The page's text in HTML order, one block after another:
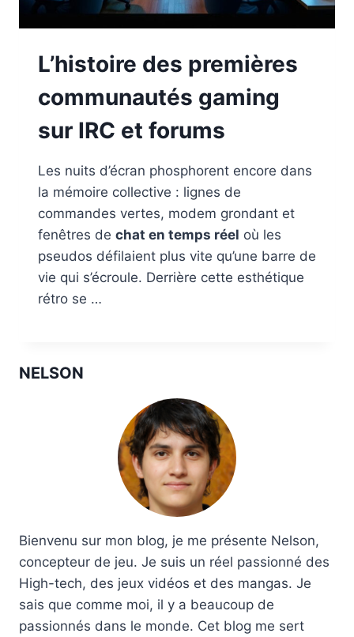
L’histoire des premières
communautés gaming
sur IRC et forums
Les nuits d’écran phosphorent encore dans
la mémoire collective : lignes de
commandes vertes, modem grondant et
fenêtres de chat en temps réel où les
pseudos défilaient plus vite qu’une barre de
vie qui s’écroule. Derrière cette esthétique
rétro se …
NELSON
Bienvenu sur mon blog, je me présente Nelson,
concepteur de jeu. Je suis un réel passionné des
High-tech, des jeux vidéos et des mangas. Je
sais que comme moi, il y a beaucoup de
passionnés dans le monde. Cet blog me sert